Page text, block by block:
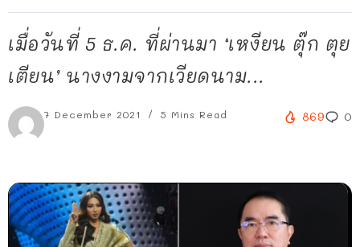
เมื่อวันที่ 5 ธ.ค. ที่ผ่านมา ‘เหงียน ตุ๊ก ตุย
เตียน’ นางงามจากเวียดนาม...
7 December 2021 5 Mins Read 869 0